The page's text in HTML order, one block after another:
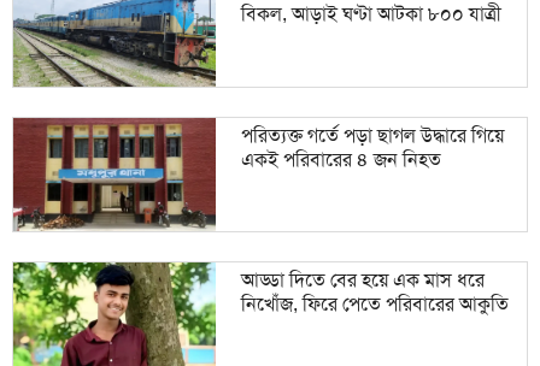
বিকল, আড়াই ঘণ্টা আটকা ৮০০ যাত্রী
পরিত্যক্ত গর্তে পড়া ছাগল উদ্ধারে গিয়ে
একই পরিবারের ৪ জন নিহত
আড্ডা দিতে বের হয়ে এক মাস ধরে
নিখোঁজ, ফিরে পেতে পরিবারের আকুতি